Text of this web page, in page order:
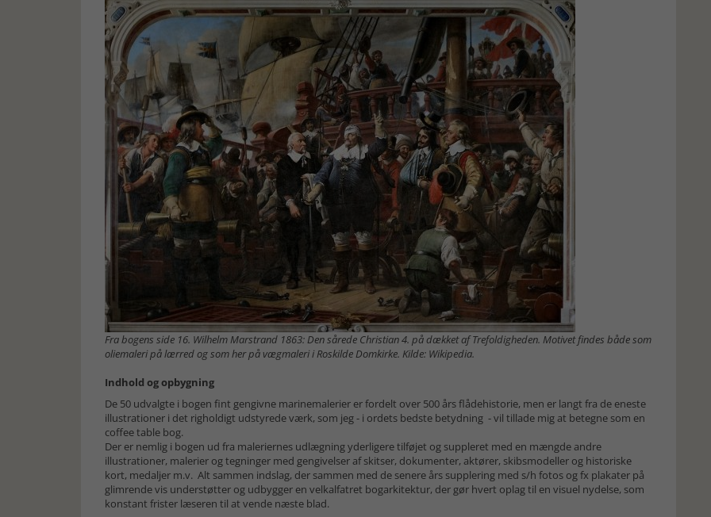
Fra bogens side 16. Wilhelm Marstrand 1863: Den sårede Christian 4. på dækket af Trefoldigheden. Motivet findes både som
oliemaleri på lærred og som her på vægmaleri i Roskilde Domkirke. Kilde: Wikipedia.
Indhold og opbygning
De 50 udvalgte i bogen fint gengivne marinemalerier er fordelt over 500 års flådehistorie, men er langt fra de eneste
illustrationer i det righoldigt udstyrede værk, som jeg - i ordets bedste betydning - vil tillade mig at betegne som en
coffee table bog.
Der er nemlig i bogen ud fra maleriernes udlægning yderligere tilføjet og suppleret med en mængde andre
illustrationer, malerier og tegninger med gengivelser af skitser, dokumenter, aktører, skibsmodeller og historiske
kort, medaljer m.v. Alt sammen indslag, der sammen med de senere års supplering med s/h fotos og fx plakater på
glimrende vis understøtter og udbygger en velkalfatret bogarkitektur, der gør hvert oplag til en visuel nydelse, som
konstant frister læseren til at vende næste blad.